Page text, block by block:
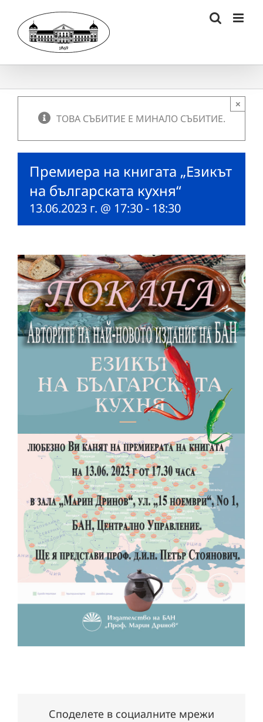
content
ТОВА СЪБИТИЕ Е МИНАЛО СЪБИТИЕ.
×
Премиера на книгата „Езикът
на българската кухня“
13.06.2023 г. @ 17:30- 18:30
Споделете в социалните мрежи